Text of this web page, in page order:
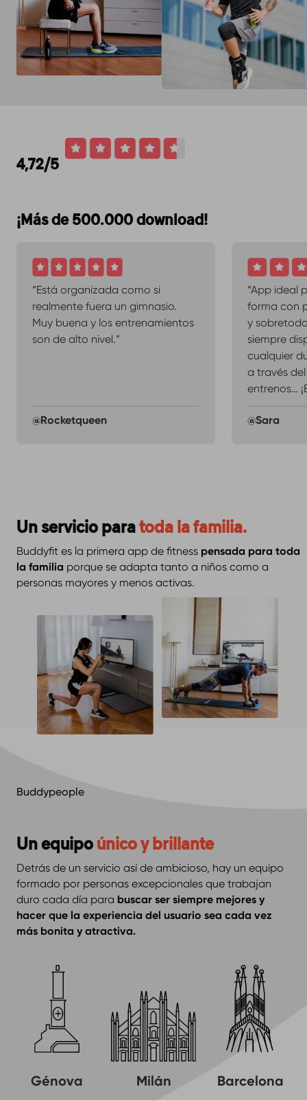
4,72/5
¡Más de 500.000 download!
“Está organizada como si
realmente fuera un gimnasio.
Muy buena y los entrenamientos
son de alto nivel.”
@Rocketqueen
“App ideal
forma con
y
siempre
cualquier
a través
entrenos…
@Sara
Un servicio para toda la familia.
Buddyfit es la primera app de fitness pensada para toda
la familia porque se adapta tanto a niños como a
personas mayores y menos activas.
Buddypeople
Un equipo único y brillante
Detrás de un servicio así de ambicioso, hay un equipo
formado por personas excepcionales que trabajan
duro cada día para buscar ser siempre mejores y
hacer que la experiencia del usuario sea cada vez
más bonita y atractiva.
Génova Milán Barcelona